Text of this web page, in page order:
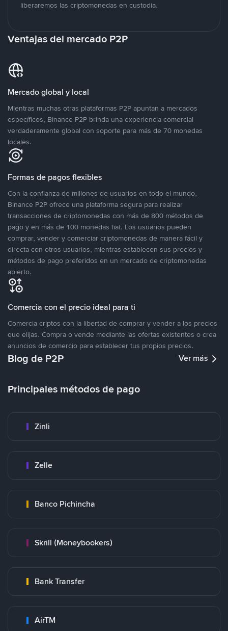
liberaremos las criptomonedas en custodia.
Ventajas del mercado P2P
Mercado global y local
Mientras muchas otras plataformas P2P apuntan a mercados
específicos, Binance P2P brinda una experiencia comercial
verdaderamente global con soporte para más de 70 monedas
locales.
Formas de pagos flexibles
Con la confianza de millones de usuarios en todo el mundo,
Binance P2P ofrece una plataforma segura para realizar
transacciones de criptomonedas con más de 800 métodos de
pago y en más de 100 monedas fiat. Los usuarios pueden
comprar, vender y comerciar criptomonedas de manera fácil y
directa con otros usuarios, mientras establecen sus precios y
métodos de pago preferidos en un mercado de criptomonedas
abierto.
Comercia con el precio ideal para ti
Comercia criptos con la libertad de comprar y vender a los precios
que elijas. Compra o vende mediante las ofertas existentes o crea
anuncios de comercio para establecer tus propios precios.
Blog de P2P Ver más
Principales métodos de pago
Zinli
Zelle
Banco Pichincha
Skrill (Moneybookers)
Bank Transfer
AirTM